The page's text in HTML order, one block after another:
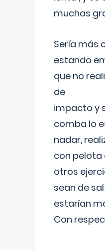
muchas
Sería más
estando
que no
de
impacto y
comba lo
nadar,
con pelota
otros
sean de
estarían
Con